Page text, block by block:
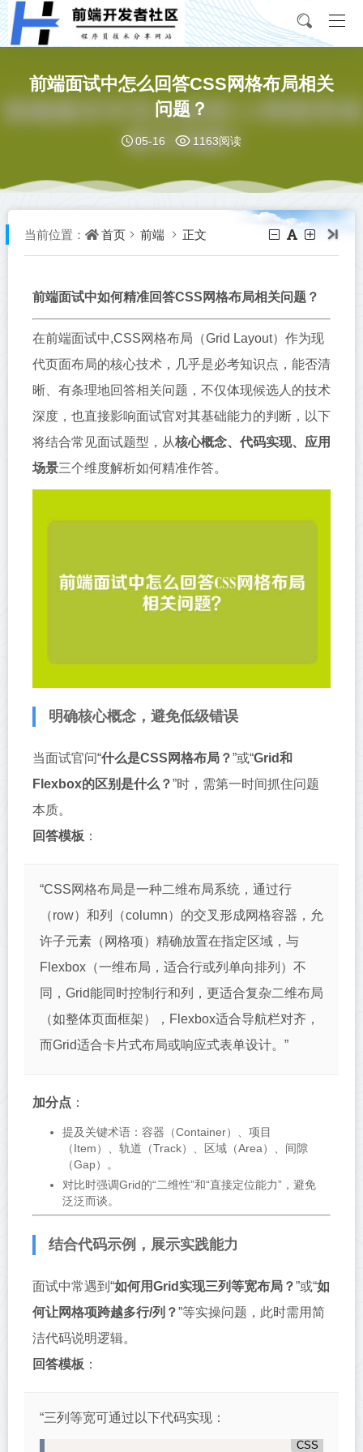
前端面试中怎么回答CSS网格布局相关
问题？
05-16 1163阅读
当前位置： 首页 前端 正文
前端面试中如何精准回答CSS网格布局相关问题？
在前端面试中,CSS网格布局（Grid Layout）作为现
代页面布局的核心技术，几乎是必考知识点，能否清
晰、有条理地回答相关问题，不仅体现候选人的技术
深度，也直接影响面试官对其基础能力的判断，以下
将结合常见面试题型，从核心概念、代码实现、应用
场景三个维度解析如何精准作答。
明确核心概念，避免低级错误
当面试官问“什么是CSS网格布局？”或“Grid和
Flexbox的区别是什么？”时，需第一时间抓住问题
本质。
回答模板 ：
“CSS网格布局是一种二维布局系统，通过行
（row）和列（column）的交叉形成网格容器，允
许子元素（网格项）精确放置在指定区域，与
Flexbox（一维布局，适合行或列单向排列）不
同，Grid能同时控制行和列，更适合复杂二维布局
（如整体页面框架），Flexbox适合导航栏对齐，
而Grid适合卡片式布局或响应式表单设计。”
加分点 ：
提及关键术语：容器（Container）、项目
（Item）、轨道（Track）、区域（Area）、间隙
（Gap）。
对比时强调Grid的“二维性”和“直接定位能力”，避免
泛泛而谈。
结合代码示例，展示实践能力
面试中常遇到“如何用Grid实现三列等宽布局？”或“如
何让网格项跨越多行/列？”等实操问题，此时需用简
洁代码说明逻辑。
回答模板 ：
“三列等宽可通过以下代码实现：
CSS